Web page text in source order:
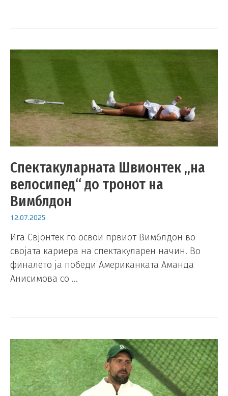
Спектакуларната Швионтек „на
велосипед“ до тронот на
Вимблдон
12.07.2025
Ига Свјонтек го освои првиот Вимблдон во
својата кариера на спектакуларен начин. Во
финалето ја победи Американката Аманда
Анисимова со …